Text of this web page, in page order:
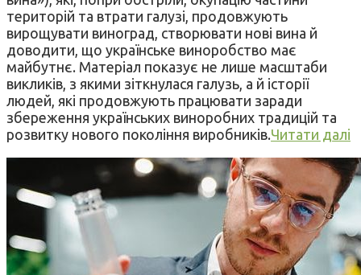
територій та втрати галузі, продовжують
вирощувати виноград, створювати нові вина й
доводити, що українське виноробство має
майбутнє. Матеріал показує не лише масштаби
викликів, з якими зіткнулася галузь, а й історії
людей, які продовжують працювати заради
збереження українських виноробних традицій та
розвитку нового покоління виробників.Читати далі